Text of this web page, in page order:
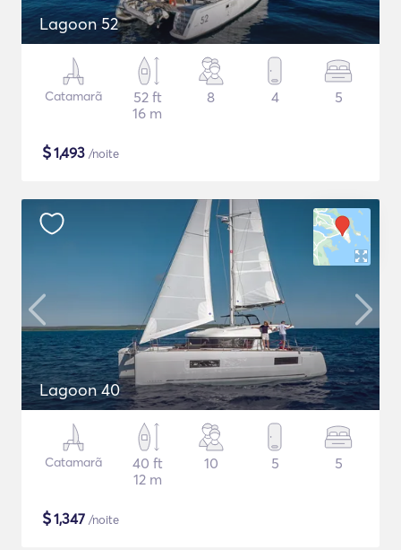
Lagoon 52
Catamarã
52 ft
16 m
8 4 5
$1,493 /noite
Lagoon 40
Catamarã
40 ft
12 m
10 5 5
$1,347 /noite